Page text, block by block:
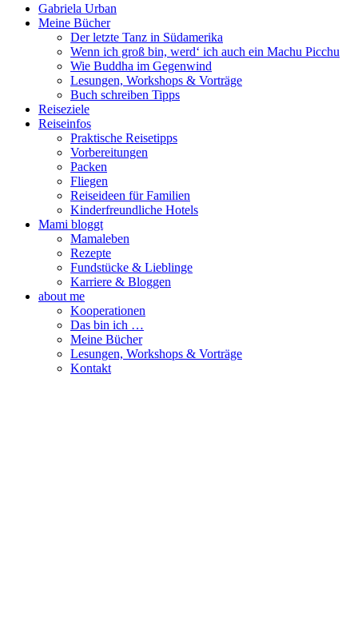
Gabriela Urban
Meine Bücher
Der letzte Tanz in Südamerika
Wenn ich groß bin, werd‘ ich auch ein Machu Picchu
Wie Buddha im Gegenwind
Lesungen, Workshops & Vorträge
Buch schreiben Tipps
Reiseziele
Reiseinfos
Praktische Reisetipps
Vorbereitungen
Packen
Fliegen
Reiseideen für Familien
Kinderfreundliche Hotels
Mami bloggt
Mamaleben
Rezepte
Fundstücke & Lieblinge
Karriere & Bloggen
about me
Kooperationen
Das bin ich …
Meine Bücher
Lesungen, Workshops & Vorträge
Kontakt